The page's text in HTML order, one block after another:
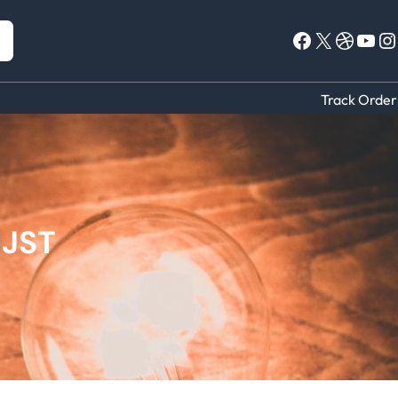
Facebook X Dribbble YouTube Instagram
Track Order